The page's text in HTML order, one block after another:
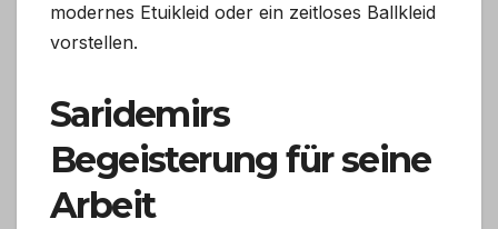
modernes Etuikleid oder ein zeitloses Ballkleid
vorstellen.
Saridemirs
Begeisterung für seine
Arbeit